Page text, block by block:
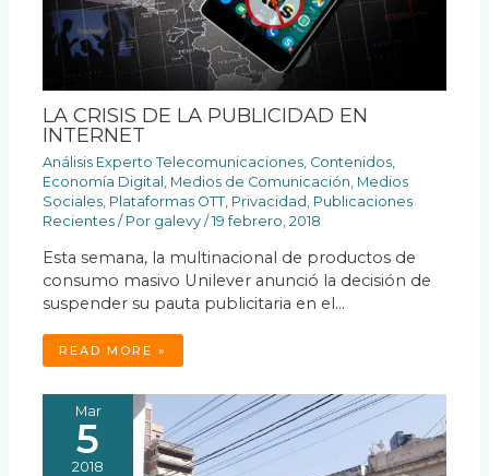
LA CRISIS DE LA PUBLICIDAD EN
INTERNET
Análisis Experto Telecomunicaciones Contenidos
Economía Digital Medios de Comunicación Medios
Sociales Plataformas OTT Privacidad Publicaciones
Recientes / Por galevy/19 febrero, 2018
Esta semana, la multinacional de productos de
consumo masivo Unilever anunció la decisión de
suspender su pauta publicitaria en el…
READ MORE »
Mar
5
2018